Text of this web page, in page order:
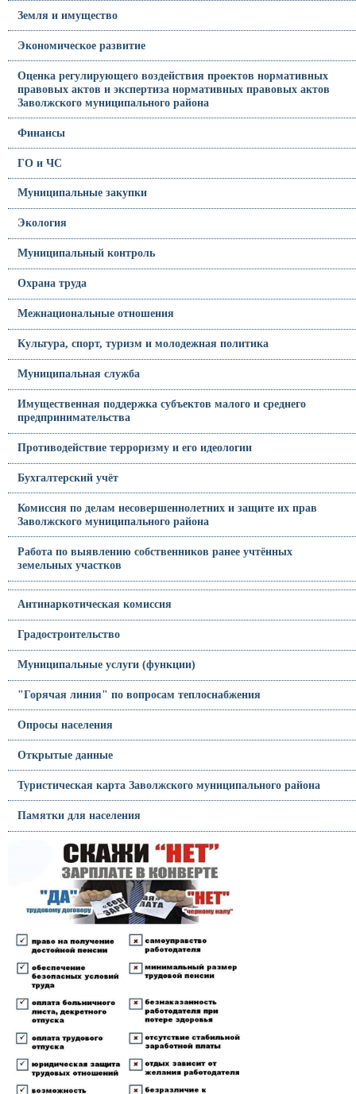
Земля и имущество
Экономическое развитие
Оценка регулирующего воздействия проектов нормативных
правовых актов и экспертиза нормативных правовых актов
Заволжского муниципального района
Финансы
ГО и ЧС
Муниципальные закупки
Экология
Муниципальный контроль
Охрана труда
Межнациональные отношения
Культура, спорт, туризм и молодежная политика
Муниципальная служба
Имущественная поддержка субъектов малого и среднего
предпринимательства
Противодействие терроризму и его идеологии
Бухгалтерский учёт
Комиссия по делам несовершеннолетних и защите их прав
Заволжского муниципального района
Работа по выявлению собственников ранее учтённых
земельных участков
Антинаркотическая комиссия
Градостроительство
Муниципальные услуги (функции)
"Горячая линия" по вопросам теплоснабжения
Опросы населения
Открытые данные
Туристическая карта Заволжского муниципального района
Памятки для населения